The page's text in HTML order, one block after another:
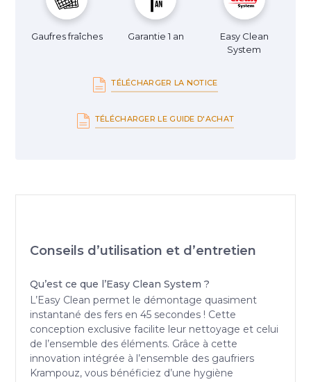
Gaufres fraîches Garantie 1 an
Easy Clean
System
TÉLÉCHARGER LA NOTICE
TÉLÉCHARGER LE GUIDE D'ACHAT
Conseils d’utilisation et d’entretien
Qu’est ce que l’Easy Clean System ?
L’Easy Clean permet le démontage quasiment
instantané des fers en 45 secondes ! Cette
conception exclusive facilite leur nettoyage et celui
de l’ensemble des éléments. Grâce à cette
innovation intégrée à l’ensemble des gaufriers
Krampouz, vous bénéficiez d’une hygiène